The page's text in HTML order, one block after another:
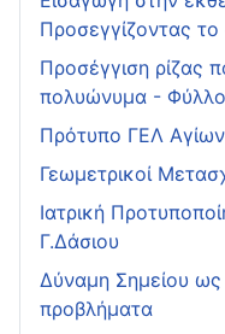
Προσεγγίζοντας το
Προσέγγιση ρίζας
πολυώνυμα -
Πρότυπο ΓΕΛ
Γεωμετρικοί
Ιατρική
Γ.Δάσιου
Δύναμη Σημείου
προβλήματα